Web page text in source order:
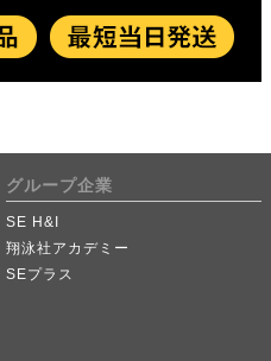
グループ企業
SE H&I
翔泳社アカデミー
SEプラス